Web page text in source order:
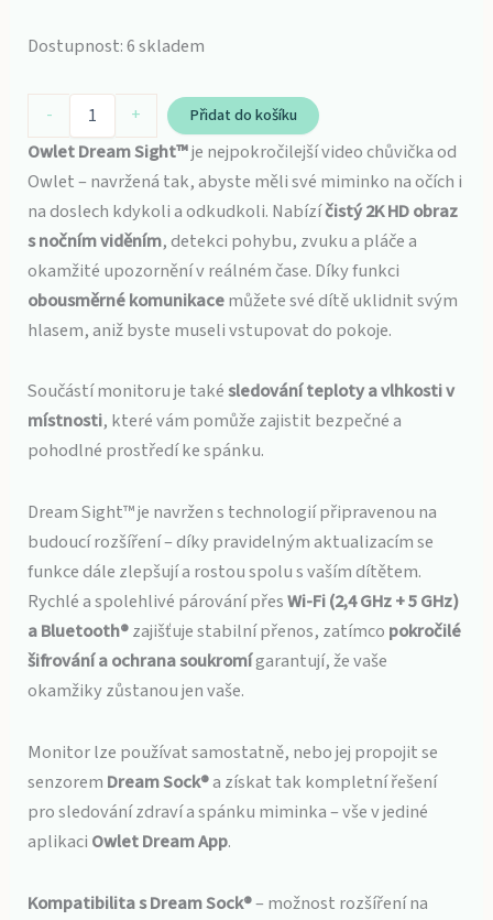
Dostupnost:6 skladem
- + Přidat do košíku
Owlet Dream Sight™je nejpokročilejší video chůvička od
Owlet – navržená tak, abyste měli své miminko na očích i
na doslech kdykoli a odkudkoli. Nabízíčistý 2K HD obraz
s nočním viděním, detekci pohybu, zvuku a pláče a
okamžité upozornění v reálném čase. Díky funkci
obousměrné komunikacemůžete své dítě uklidnit svým
hlasem, aniž byste museli vstupovat do pokoje.
Součástí monitoru je takésledování teploty a vlhkosti v
místnosti, které vám pomůže zajistit bezpečné a
pohodlné prostředí ke spánku.
Dream Sight™ je navržen s technologií připravenou na
budoucí rozšíření – díky pravidelným aktualizacím se
funkce dále zlepšují a rostou spolu s vaším dítětem.
Rychlé a spolehlivé párování přesWi-Fi (2,4 GHz + 5 GHz)
a Bluetooth®zajišťuje stabilní přenos, zatímco pokročilé
šifrování a ochrana soukromígarantují, že vaše
okamžiky zůstanou jen vaše.
Monitor lze používat samostatně, nebo jej propojit se
senzorem Dream Sock®a získat tak kompletní řešení
pro sledování zdraví a spánku miminka – vše v jediné
aplikaci Owlet Dream App.
Kompatibilita s Dream Sock®– možnost rozšíření na